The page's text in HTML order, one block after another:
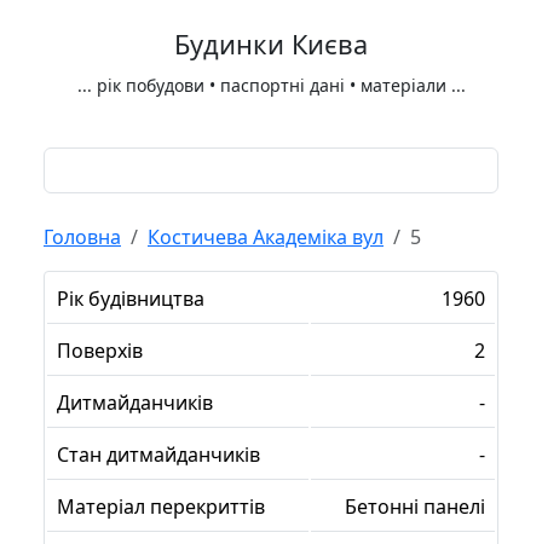
Будинки Києва
... рік побудови • паспортні дані • матеріали ...
Головна Костичева Академіка вул 5
Рік будівництва
1960
Поверхів
2
Дитмайданчиків
-
Стан дитмайданчиків
-
Матеріал перекриттів
Бетонні панелі